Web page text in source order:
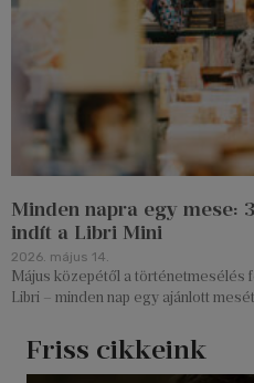
Minden napra egy mese:
indít a Libri Mini
2026. május 14.
Május közepétől a történetmesélés
Libri – minden nap egy ajánlott
Friss cikkeink